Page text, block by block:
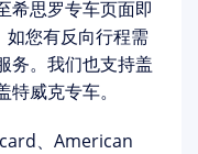
希思罗专车页面即
如您有反向行程需
务。我们也支持盖
特威克专车。
、American